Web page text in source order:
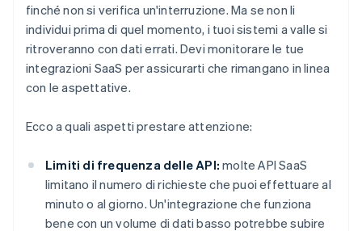
finché non si verifica un'interruzione. Ma se non li
individui prima di quel momento, i tuoi sistemi a valle si
ritroveranno con dati errati. Devi monitorare le tue
integrazioni SaaS per assicurarti che rimangano in linea
con le aspettative.
Ecco a quali aspetti prestare attenzione:
Limiti di frequenza delle API: molte API SaaS
limitano il numero di richieste che puoi effettuare al
minuto o al giorno. Un'integrazione che funziona
bene con un volume di dati basso potrebbe subire